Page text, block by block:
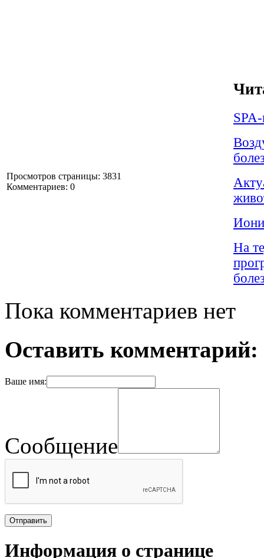
Просмотров страницы: 3831
Комментариев: 0
На
Пока комментариев нет
Оставить комментарий:
Ваше имя:
Сообщение
Информация о странице